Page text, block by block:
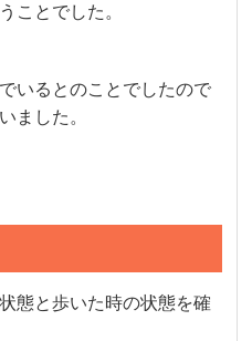
ことでした。
いるとのことでしたので
ました。
態と歩いた時の状態を確